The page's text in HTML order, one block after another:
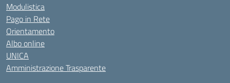
Modulistica
Pago in Rete
Orientamento
Albo online
UNICA
Amministrazione Trasparente